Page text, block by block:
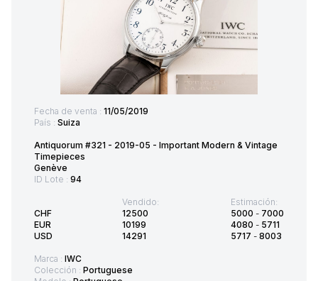
Fecha de venta : 11/05/2019
País : Suiza
Antiquorum #321 - 2019-05 - Important Modern & Vintage
Timepieces
Genève
ID Lote : 94
CHF
EUR
USD
Vendido:
12500
10199
14291
Estimación:
5000 - 7000
4080 - 5711
5717 - 8003
Marca : IWC
Colección : Portuguese